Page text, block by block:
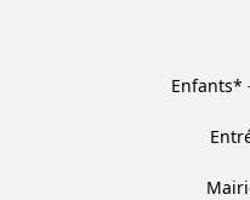
Enfants*